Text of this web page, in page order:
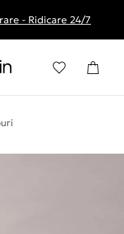
peste 250 RON
- Ridicare 24/7